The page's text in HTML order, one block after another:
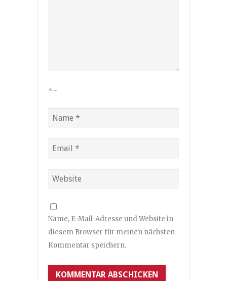
* =
Name, E-Mail-Adresse und Website in
diesem Browser für meinen nächsten
Kommentar speichern.